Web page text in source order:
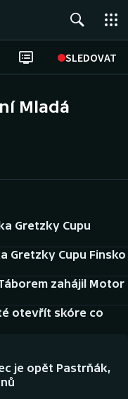
SLEDOVAT
Mladá
Gretzky Cupu
Gretzky Cupu Finsko
zahájil Motor
otevřít skóre co
je opět Pastrňák,